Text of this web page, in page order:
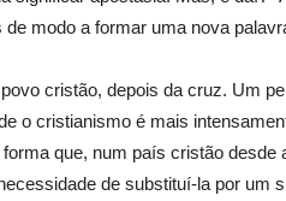
modo a formar uma nova
cristão, depois da cruz. Um
o cristianismo é mais
que, num país cristão desde
de substituí-la por um